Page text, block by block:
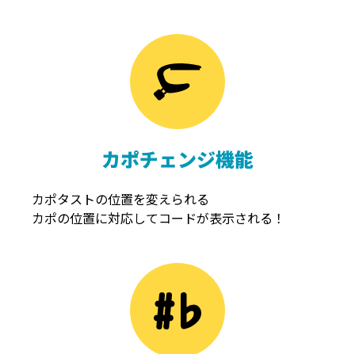
カポチェンジ機能
カポタストの位置を変えられる
カポの位置に対応してコードが表示される！